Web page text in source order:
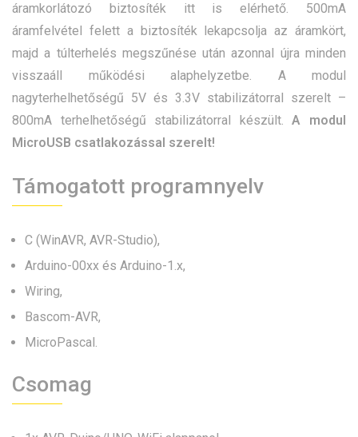
áramkorlátozó biztosíték itt is elérhető. 500mA
áramfelvétel felett a biztosíték lekapcsolja az áramkört,
majd a túlterhelés megszűnése után azonnal újra minden
visszaáll működési alaphelyzetbe. A modul
nagyterhelhetőségű 5V és 3.3V stabilizátorral szerelt –
800mA terhelhetőségű stabilizátorral készült.A modul
MicroUSB csatlakozással szerelt!
Támogatott programnyelv
C (WinAVR, AVR-Studio),
Arduino-00xx és Arduino-1.x,
Wiring,
Bascom-AVR,
MicroPascal.
Csomag